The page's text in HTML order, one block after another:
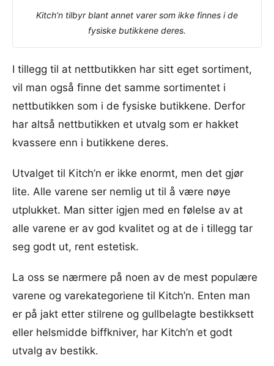
Kitch’n tilbyr blant annet varer som ikke finnes i de
fysiske butikkene deres.
I tillegg til at nettbutikken har sitt eget sortiment,
vil man også finne det samme sortimentet i
nettbutikken som i de fysiske butikkene. Derfor
har altså nettbutikken et utvalg som er hakket
kvassere enn i butikkene deres.
Utvalget til Kitch’n er ikke enormt, men det gjør
lite. Alle varene ser nemlig ut til å være nøye
utplukket. Man sitter igjen med en følelse av at
alle varene er av god kvalitet og at de i tillegg tar
seg godt ut, rent estetisk.
La oss se nærmere på noen av de mest populære
varene og varekategoriene til Kitch’n. Enten man
er på jakt etter stilrene og gullbelagte bestikksett
eller helsmidde biffkniver, har Kitch’n et godt
utvalg av bestikk.